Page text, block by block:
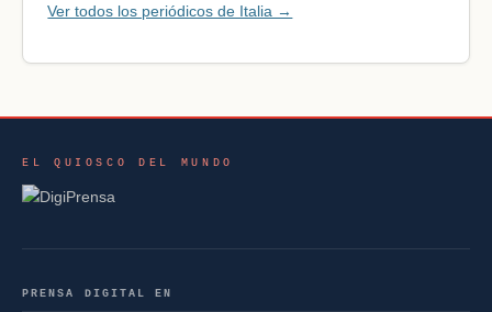
Ver todos los periódicos de Italia →
EL QUIOSCO DEL MUNDO
PRENSA DIGITAL EN